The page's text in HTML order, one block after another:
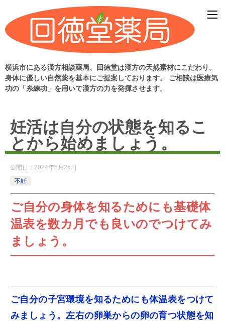
横浜市にある漢方相談薬局、回徳堂は漢方の天然素材にこだわり。
身体に優しい自然薬を基本にご提案しております。 ご相談は医療気
功の「糸練功」を用いて漢方の力を発揮させます。
妊活は自分の状態を知るこ
とから始めましょう。
公開日： 2024年5月28日
不妊
ご自分の身体を知るためにも基礎体
温表を数カ月でも良いのでつけてみ
ましょう。
ご自分の子宮環境を知るためにも体温表をつけて
みましょう。左右の卵巣からの卵の育つ状態を知